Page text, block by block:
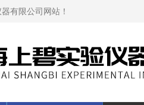
有限公司网站！